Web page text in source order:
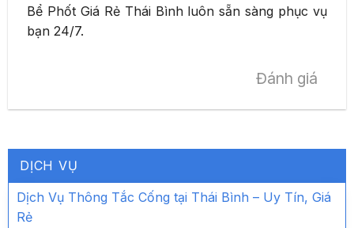
Bể Phốt Giá Rẻ Thái Bình luôn sẵn sàng phục vụ
bạn 24/7.
Đánh giá
DỊCH VỤ
Dịch Vụ Thông Tắc Cống tại Thái Bình – Uy Tín, Giá
Rẻ